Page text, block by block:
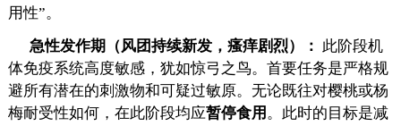
用性”。
急性发作期（风团持续新发，瘙痒剧烈）： 此阶段机
体免疫系统高度敏感，犹如惊弓之鸟。首要任务是严格规
避所有潜在的刺激物和可疑过敏原。无论既往对樱桃或杨
梅耐受性如何，在此阶段均应暂停食用 。此时的目标是减